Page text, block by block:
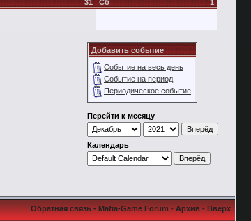
31 1
Сб
Добавить событие
Событие на весь день
Событие на период
Периодическое событие
Перейти к месяцу
Календарь
Обратная связь-Mafia-Game Forum-Архив-Вверх